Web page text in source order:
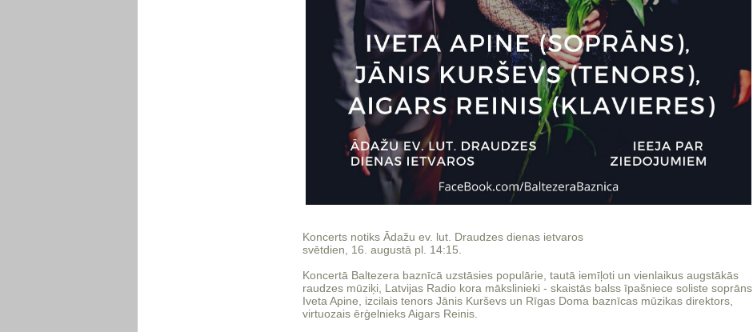
Koncerts notiks Ādažu ev. lut. Draudzes dienas ietvaros
svētdien, 16. augustā pl. 14:15.
Koncertā Baltezera baznīcā uzstāsies populārie, tautā iemīļoti un vienlaikus augstākās
raudzes mūziķi, Latvijas Radio kora mākslinieki - skaistās balss īpašniece soliste soprāns
Iveta Apine, izcilais tenors Jānis Kurševs un Rīgas Doma baznīcas mūzikas direktors,
virtuozais ērģelnieks Aigars Reinis.